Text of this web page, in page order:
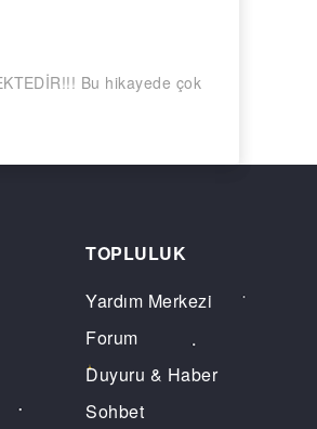
Bu hikayede çok
TOPLULUK
Yardım Merkezi
Forum
Duyuru & Haber
Sohbet